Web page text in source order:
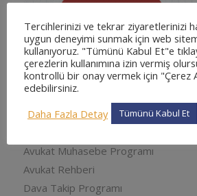
KATEGORILER
adliyesine nasıl gidilir
adliyesine nasıl gidilir
Avukat Muhasebe Programı
Avukat Rehberi
Dava Takip Programı
Tercihlerinizi ve tekrar ziyaretlerinizi
uygun deneyimi sunmak için web
kullanıyoruz. "Tümünü Kabul Et"e
çerezlerin kullanımına izin vermiş
kontrollü bir onay vermek için "Çerez
edebilirsiniz.
Daha Fazla Detay
Tümünü Kabul Et